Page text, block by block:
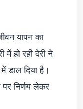
यापन का
में हो रही देरी ने
डाल दिया है।
पर निर्णय लेकर